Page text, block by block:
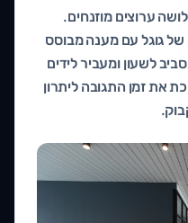
ערוצים מוזנחים.
גוגל עם מענה מבוסס
לשעון ומעביר לידים
את זמן התגובה ליתרון